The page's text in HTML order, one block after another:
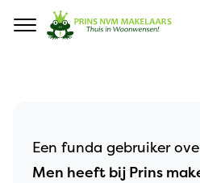
Navigation
Een funda gebruiker
Men heeft bij Prins